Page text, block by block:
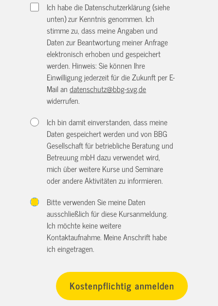
Ich habe die Datenschutzerklärung (siehe
unten) zur Kenntnis genommen. Ich
stimme zu, dass meine Angaben und
Daten zur Beantwortung meiner Anfrage
elektronisch erhoben und gespeichert
werden. Hinweis: Sie können Ihre
Einwilligung jederzeit für die Zukunft per E-
Mail andatenschutz@bbg-svg.de
widerrufen.
Ich bin damit einverstanden, dass meine
Daten gespeichert werden und von BBG
Gesellschaft für betriebliche Beratung und
Betreuung mbH dazu verwendet wird,
mich über weitere Kurse und Seminare
oder andere Aktivitäten zu informieren.
Bitte verwenden Sie meine Daten
ausschließlich für diese Kursanmeldung.
Ich möchte keine weitere
Kontaktaufnahme. Meine Anschrift habe
ich eingetragen.